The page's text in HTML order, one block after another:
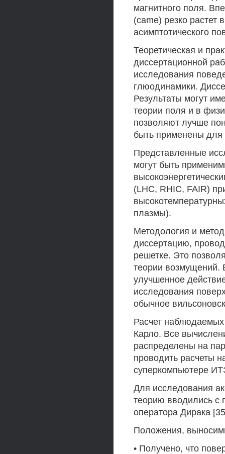
магнитного поля.
(came) резко растет
асимптотического
Теоретическая и
диссертационной
исследования
глюодинамики.
Результаты могут
теории поля и в
позволяют лучше
быть применены для
Представленные
могут быть
(LHC, RHIC, FAIR)
плазмы).
Методология и
диссертацию,
решетке. Это
теории возмущений.
улучшенное
исследования
обычное
Расчет
Карло. Все
распределены на
проводить расчеты
суперкомпьютере
Для исследования
теорию вводились с
оператора Дирака
Положения,
• Получено, что